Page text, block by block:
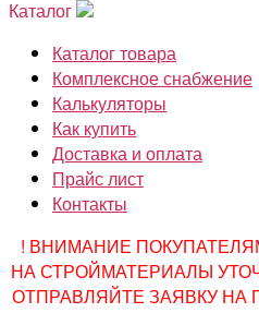
Каталог
Каталог товара
Комплексное снабжение
Калькуляторы
Как купить
Доставка и оплата
Прайс лист
Контакты
! ВНИМАНИЕ
НА СТРОЙМАТЕРИАЛЫ
ОТПРАВЛЯЙТЕ ЗАЯВКУ НА